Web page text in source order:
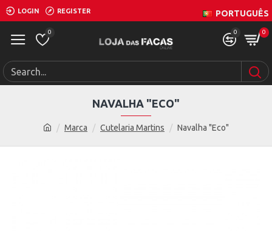
LOGIN REGISTER PORTUGUÊS
0 0 0
Marca Cutelaria Martins Navalha "Eco"
NAVALHA "ECO"